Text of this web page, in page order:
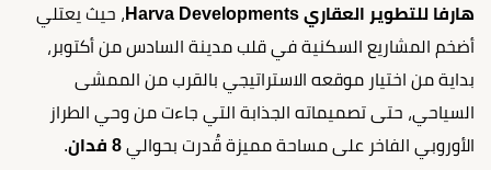
هارفا للتطوير العقاري Harva Developments
، حيث يعتلي
أضخم المشاريع السكنية في قلب مدينة السادس من أكتوبر،
بداية من اختيار موقعه الاستراتيجي بالقرب من الممشى
السياحي، حتى تصميماته الجذابة التي جاءت من وحي الطراز
الأوروبي الفاخر على مساحة مميزة قُدرت بحوالي
.